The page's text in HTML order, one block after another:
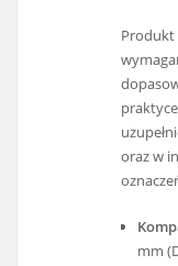
Produkt
oraz w
mm